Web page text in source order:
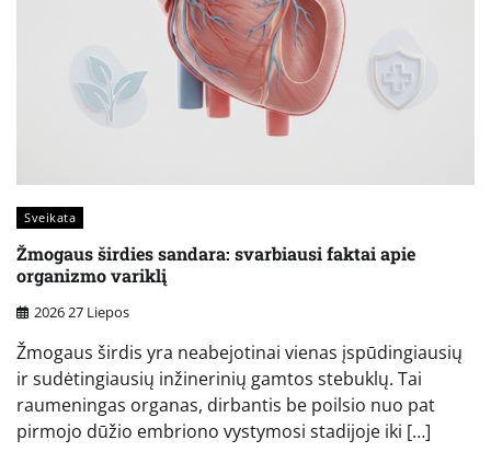
Sveikata
Žmogaus širdies sandara: svarbiausi faktai apie
organizmo variklį
2026 27 Liepos
Žmogaus širdis yra neabejotinai vienas įspūdingiausių
ir sudėtingiausių inžinerinių gamtos stebuklų. Tai
raumeningas organas, dirbantis be poilsio nuo pat
pirmojo dūžio embriono vystymosi stadijoje iki […]